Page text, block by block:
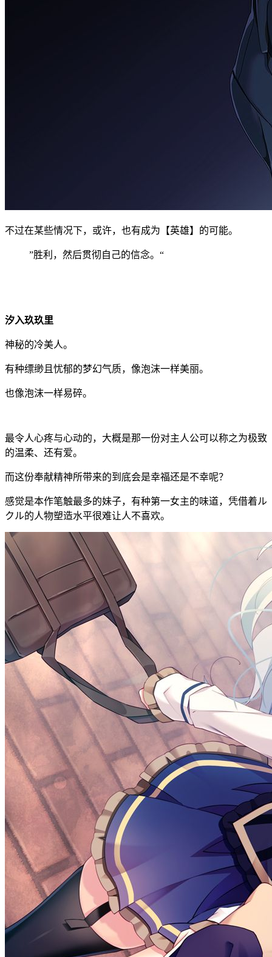
不过在某些情况下，或许，也有成为【英雄】的可能。
”胜利，然后贯彻自己的信念。“
汐入玖玖里
神秘的冷美人。
有种缥缈且忧郁的梦幻气质，像泡沫一样美丽。
也像泡沫一样易碎。
最令人心疼与心动的，大概是那一份对主人公可以称之为极致
的温柔、还有爱。
而这份奉献精神所带来的到底会是幸福还是不幸呢？
感觉是本作笔触最多的妹子，有种第一女主的味道，凭借着ル
クル的人物塑造水平很难让人不喜欢。